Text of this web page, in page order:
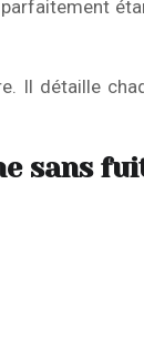
Il détaille
sans